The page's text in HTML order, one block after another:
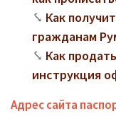
Как
гражданам
Как
инструкция
Адрес сайта